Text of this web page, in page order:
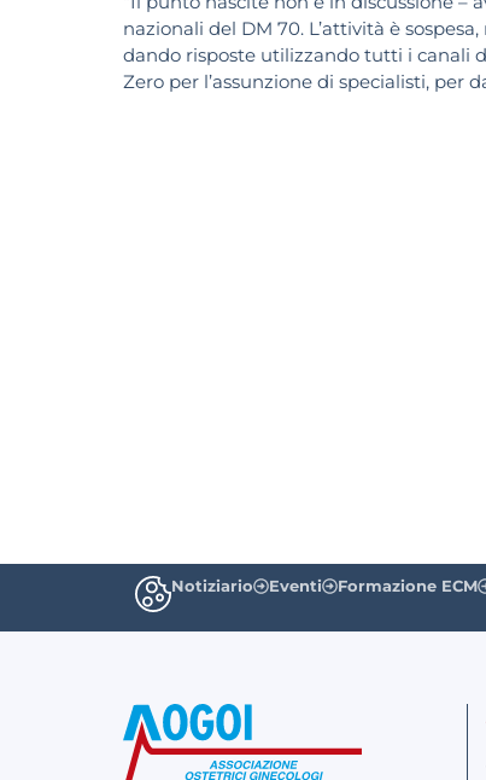
nazionali del DM 70. L’attività è
dando risposte utilizzando tutti i canali
Zero per l’assunzione di specialisti, per
Notiziario Eventi Formazione ECM